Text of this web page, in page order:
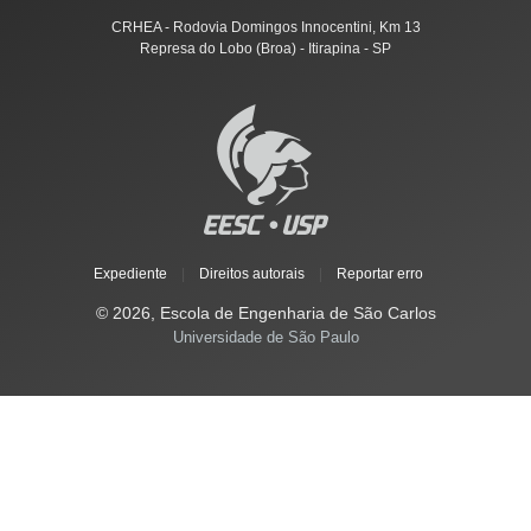
CRHEA - Rodovia Domingos Innocentini, Km 13
Represa do Lobo (Broa) - Itirapina - SP
Expediente Direitos autorais Reportar erro
© 2026, Escola de Engenharia de São Carlos
Universidade de São Paulo